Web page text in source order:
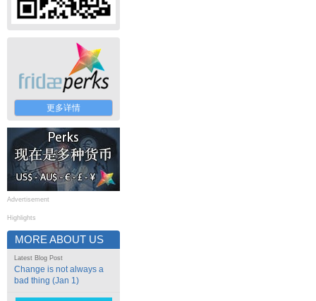
更多详情
Advertisement
Highlights
MORE ABOUT US
Latest Blog Post
Change is not always a
bad thing (Jan 1)